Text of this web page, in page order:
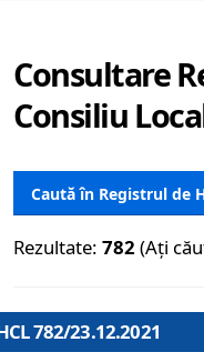
Consultare
Consiliu
Caută în Registrul de
Rezultate: 782 (Ați
782/23.12.2021